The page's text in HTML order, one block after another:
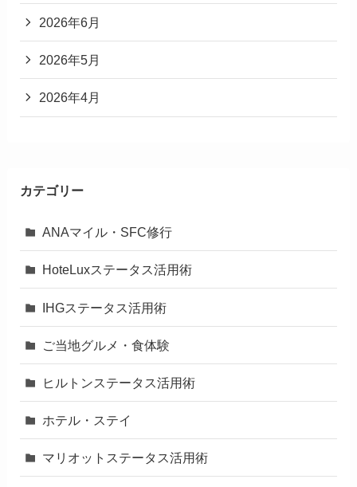
2026年6月
2026年5月
2026年4月
カテゴリー
ANAマイル・SFC修行
HoteLuxステータス活用術
IHGステータス活用術
ご当地グルメ・食体験
ヒルトンステータス活用術
ホテル・ステイ
マリオットステータス活用術